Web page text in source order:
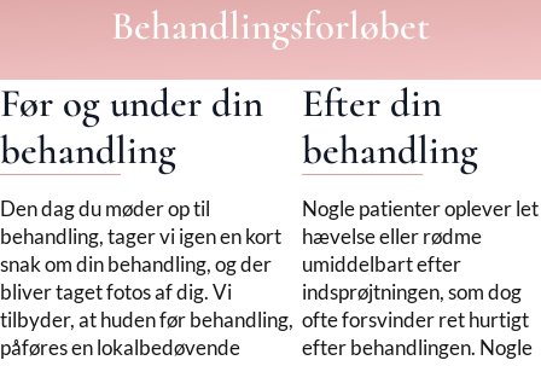
Behandlingsforløbet
Før og under din
behandling
Den dag du møder op til
behandling, tager vi igen en kort
snak om din behandling, og der
bliver taget fotos af dig. Vi
tilbyder, at huden før behandling,
påføres en lokalbedøvende
Efter din
behandling
Nogle patienter oplever let
hævelse eller rødme
umiddelbart efter
indsprøjtningen, som dog
ofte forsvinder ret hurtigt
efter behandlingen. Nogle